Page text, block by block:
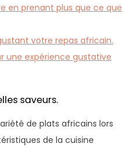
en prenant plus que ce que
votre repas africain.
une expérience gustative
saveurs.
de plats africains lors
de la cuisine